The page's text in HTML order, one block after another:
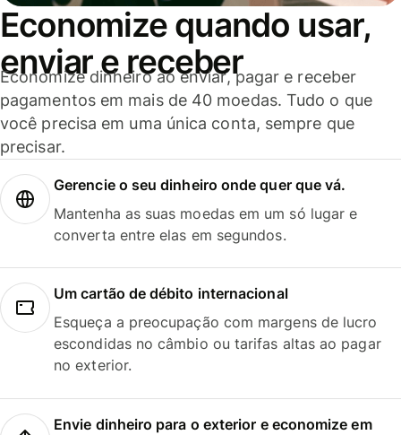
Economize quando usar,
enviar e receber
Economize dinheiro ao enviar, pagar e receber
pagamentos em mais de 40 moedas. Tudo o que
você precisa em uma única conta, sempre que
precisar.
Gerencie o seu dinheiro onde quer que vá.
Mantenha as suas moedas em um só lugar e
converta entre elas em segundos.
Um cartão de débito internacional
Esqueça a preocupação com margens de lucro
escondidas no câmbio ou tarifas altas ao pagar
no exterior.
Envie dinheiro para o exterior e economize em